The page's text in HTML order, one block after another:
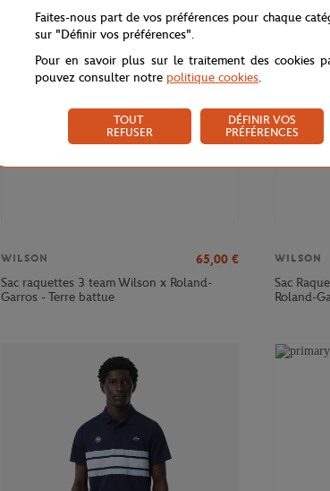
WILSON 65,00 €
Sac raquettes 3 team Wilson x Roland-
Garros - Terre battue
WILSON
Sac
Roland-
Faites-nous part de vos préférences pour chaque
sur "Définir vos préférences".
Pour en savoir plus sur le traitement des cookies
pouvez consulter notre politique cookies.
TOUT
REFUSER
DÉFINIR VOS
PRÉFÉRENCES